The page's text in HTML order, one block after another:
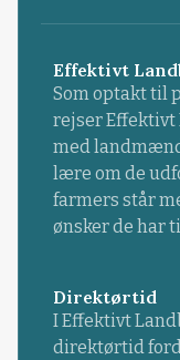
Effektivt
Som optakt til
rejser Effektivt
med
lære om de
farmers står
ønsker de har
Direktørtid
I Effektivt
direktørtid